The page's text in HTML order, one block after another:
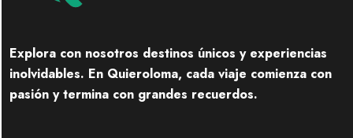
Explora con nosotros destinos únicos y experiencias
inolvidables. En Quieroloma, cada viaje comienza con
pasión y termina con grandes recuerdos.